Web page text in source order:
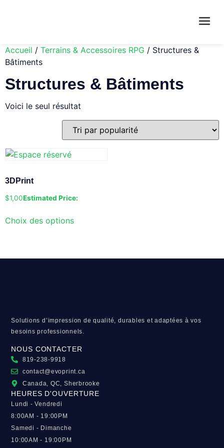
Accueil / Terrains & Accessoires RPG / Structures &
Bâtiments
Structures & Bâtiments
Voici le seul résultat
3DPrint
$1,00Estimated Price:
Choix des options
Solutions d’impression de qualité, durables et adaptées à vos
besoins professionnels.
NOUS CONTACTER
819-238-9918
contact@evoprint.ca
Canada, QC, Sherbrooke
HEURES D'OUVERTURE
Lundi - Vendredi
8:00AM - 19:00PM
Samedi - Dimanche
10:00AM - 19:00PM